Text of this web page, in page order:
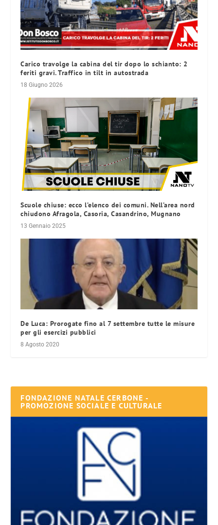
Carico travolge la cabina del tir dopo lo schianto: 2
feriti gravi. Traffico in tilt in autostrada
18 Giugno 2026
Scuole chiuse: ecco l’elenco dei comuni. Nell’area nord
chiudono Afragola, Casoria, Casandrino, Mugnano
13 Gennaio 2025
De Luca: Prorogate fino al 7 settembre tutte le misure
per gli esercizi pubblici
8 Agosto 2020
FONDAZIONE NATALE CERBONE -
PROMOZIONE SOCIALE E CULTURALE